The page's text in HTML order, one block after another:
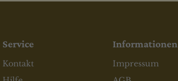
Service
Kontakt
Informationen
Impressum